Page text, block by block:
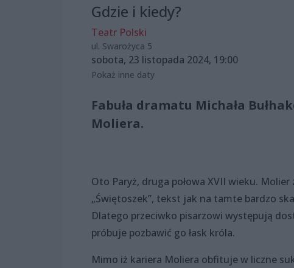
Gdzie i kiedy?
Teatr Polski
ul. Swarożyca 5
sobota, 23 listopada 2024, 19:00
Pokaż inne daty
Fabuła dramatu Michała
Moliera.
Oto Paryż, druga połowa XVII wieku.
„Świętoszek”, tekst jak na tamte bardzo
Dlatego przeciwko pisarzowi występują
próbuje pozbawić go łask króla.
Mimo iż kariera Moliera obfituje w liczne